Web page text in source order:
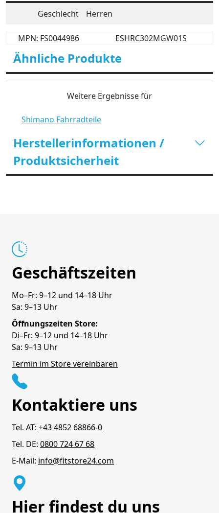
Geschlecht Herren
MPN: FS0044986 ESHRC302MGW01S
Ähnliche Produkte
Weitere Ergebnisse für
Shimano Fahrradteile
Herstellerinformationen /
Produktsicherheit
Geschäftszeiten
Mo–Fr: 9–12 und 14–18 Uhr
Sa: 9–13 Uhr
Öffnungszeiten Store:
Di–Fr: 9–12 und 14–18 Uhr
Sa: 9–13 Uhr
Termin im Store vereinbaren
Kontaktiere uns
Tel. AT: +43 4852 68866-0
Tel. DE: 0800 724 67 68
E-Mail: info@fitstore24.com
Hier findest du uns